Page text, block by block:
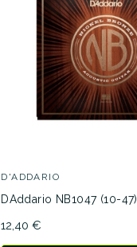
D'ADDARIO
DAddario NB1047 (10-
12,40 €